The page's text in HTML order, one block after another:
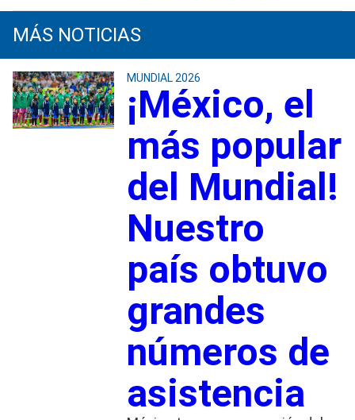
MÁS NOTICIAS
MUNDIAL 2026
¡México, el
más popular
del Mundial!
Nuestro
país obtuvo
grandes
números de
asistencia